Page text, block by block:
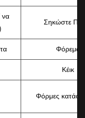
να
Σηκώστε
Φόρεμα
Κέικ
Φόρμες